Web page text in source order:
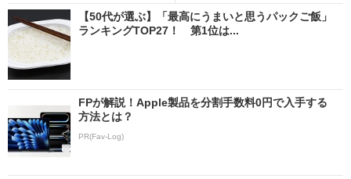
【50代が選ぶ】「最高にうまいと思うパックご飯」
ランキングTOP27！ 第1位は...
FPが解説！Apple製品を分割手数料0円で入手する
方法とは？
PR(Fav-Log)